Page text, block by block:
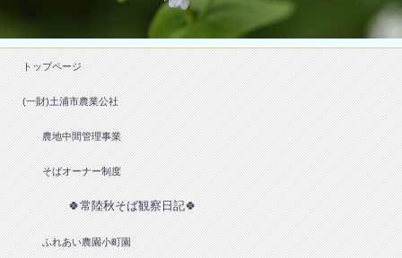
トップページ
(一財)土浦市農業公社
農地中間管理事業
そばオーナー制度
🍀常陸秋そば観察日記🍀
ふれあい農園小町園